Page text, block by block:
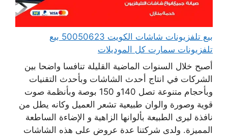
بيع تلفزيونات شاشات الكويت 50050623 بيع
تلفزيونات سمارت كل الموديلات
أصبح خلال السنوات الماضية القليلة تنافسا واضحا بين
الشركات في انتاج أحدث الشاشات وبأحدث التقنيات
وبأحجام متنوعة تصل 140و 150 بوصة وبأنظمة صوت
قوية وصورة والوان طبيعية تشعر العميل وكانه يطل من
نافذة ليرى الطبيعة بألوانها الزاهية و الإضاءة الساطعة
المميزة. ولدى شركتنا عدة عروض على هذه الشاشات